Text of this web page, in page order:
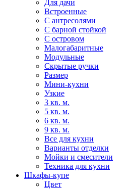
Для дачи
Встроенные
С антресолями
С барной стойкой
С островом
Малогабаритные
Модульные
Скрытые ручки
Размер
Мини-кухни
Узкие
3 кв. м.
5 кв. м.
6 кв. м.
9 кв. м.
Все для кухни
Варианты отделки
Мойки и смесители
Техника для кухни
Шкафы-купе
Цвет